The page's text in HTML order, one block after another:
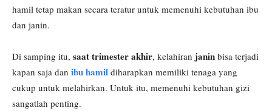
hamil tetap makan secara teratur untuk memenuhi kebutuhan ibu
dan janin.
Di samping itu, saat trimester akhir, kelahiran janin bisa terjadi
kapan saja dan ibu hamil diharapkan memiliki tenaga yang
cukup untuk melahirkan. Untuk itu, memenuhi kebutuhan gizi
sangatlah penting.